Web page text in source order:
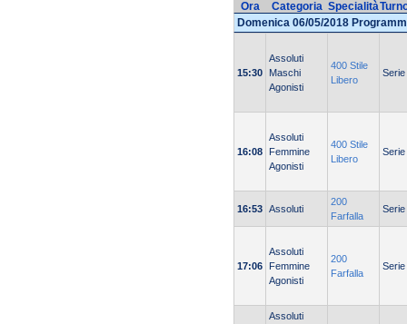
Ora Categoria Specialità
Domenica 06/05/2018
15:30
Assoluti
Maschi
Agonisti
400 Stile
Libero
Serie
16:08
Assoluti
Femmine
Agonisti
400 Stile
Libero
Serie
16:53 Assoluti
200
Farfalla
Serie
17:06
Assoluti
Femmine
Agonisti
200
Farfalla
Serie
Assoluti